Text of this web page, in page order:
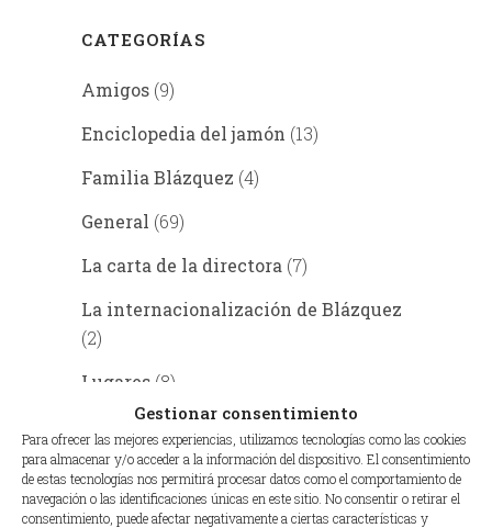
Gestionar consentimiento
Para ofrecer las mejores experiencias, utilizamos tecnologías como las cookies
para almacenar y/o acceder a la información del dispositivo. El consentimiento
de estas tecnologías nos permitirá procesar datos como el comportamiento de
navegación o las identificaciones únicas en este sitio. No consentir o retirar el
consentimiento, puede afectar negativamente a ciertas características y
CATEGORÍAS
Amigos (9)
Enciclopedia del jamón (13)
Familia Blázquez (4)
General (69)
La carta de la directora (7)
La internacionalización de Blázquez
(2)
Lugares (8)
motoGP(2)
Planes(13)
Recetas(10)